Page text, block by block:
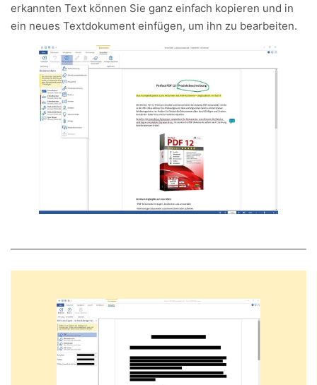
erkannten Text können Sie ganz einfach kopieren und in
ein neues Textdokument einfügen, um ihn zu bearbeiten.